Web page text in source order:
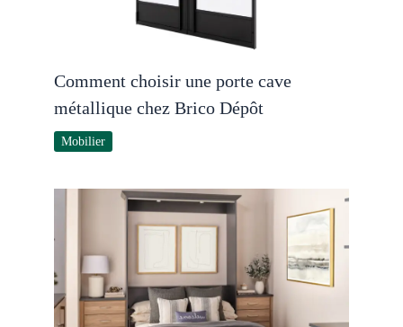
Comment choisir une porte cave
métallique chez Brico Dépôt
Mobilier